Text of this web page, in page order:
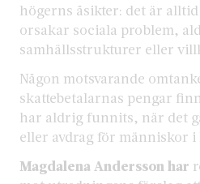
högerns åsikter: det är
orsakar sociala problem,
samhällsstrukturer eller
Någon motsvarande
skattebetalarnas pengar
har aldrig funnits, när det
eller avdrag för människor
Magdalena Andersson har